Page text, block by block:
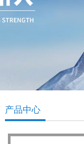
产品中心